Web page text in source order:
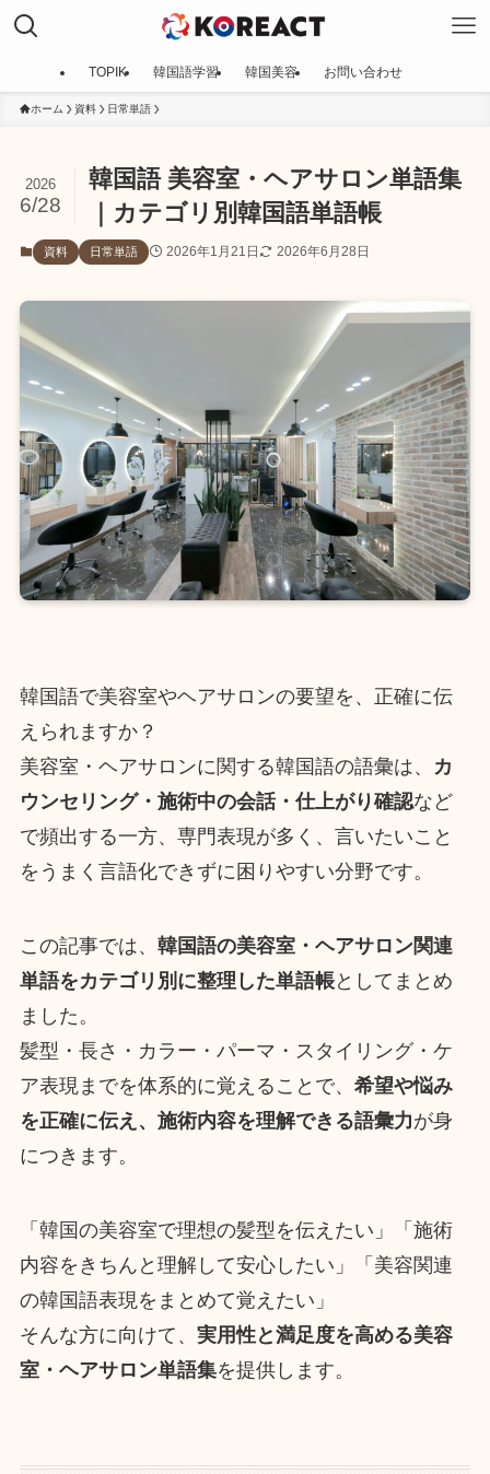
TOPIK 韓国語学習 韓国美容 お問い合わせ
ホーム 資料 日常単語
韓国語 美容室・ヘアサロン単語集
｜カテゴリ別韓国語単語帳
2026
6/28
資料 日常単語 2026年1月21日 2026年6月28日
韓国語で美容室やヘアサロンの要望を、正確に伝
えられますか？
美容室・ヘアサロンに関する韓国語の語彙は、
カ
ウンセリング・施術中の会話・仕上がり確認など
で頻出する一方、専門表現が多く、言いたいこと
をうまく言語化できずに困りやすい分野です。
この記事では、 韓国語の美容室・ヘアサロン関連
単語をカテゴリ別に整理した単語帳としてまとめ
ました。
髪型・長さ・カラー・パーマ・スタイリング・ケ
ア表現までを体系的に覚えることで、 希望や悩み
を正確に伝え、施術内容を理解できる語彙力が身
につきます。
「韓国の美容室で理想の髪型を伝えたい」「施術
内容をきちんと理解して安心したい」「美容関連
の韓国語表現をまとめて覚えたい」
そんな方に向けて、 実用性と満足度を高める美容
室・ヘアサロン単語集を提供します。